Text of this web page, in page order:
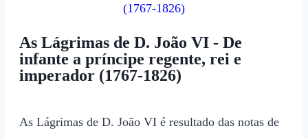
As Lágrimas de D. João VI - De
infante a príncipe regente, rei e
imperador (1767-1826)
As Lágrimas de D. João VI é resultado das notas de